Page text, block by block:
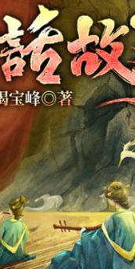
3C家電 運動休閒
男裝 化妝保養
子/紙本書
HOT